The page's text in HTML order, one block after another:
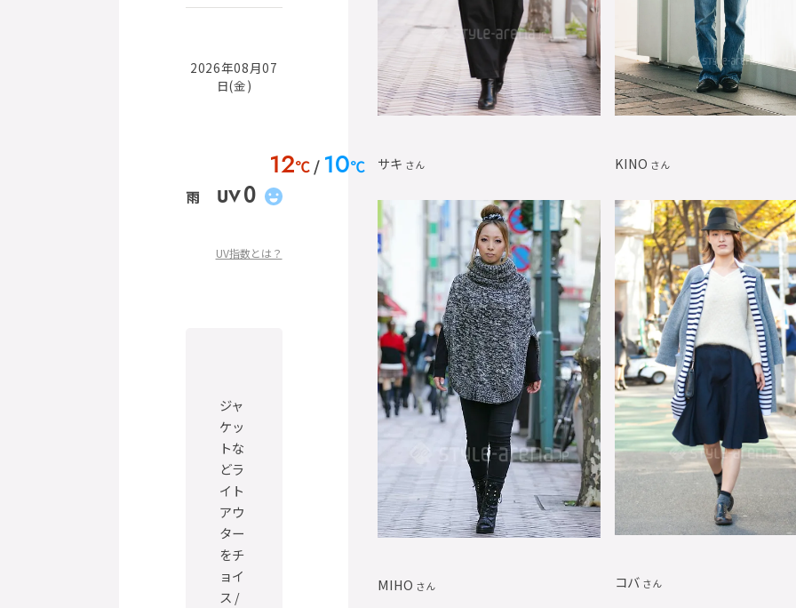
2026年08月07
日(金)
12℃ 10℃
雨 UV0
UV指数とは？
ジャ
ケッ
トな
どラ
イト
アウ
ター
をチ
ョイ
ス /
サキ さん KINO さん
MIHO さん コバ さん